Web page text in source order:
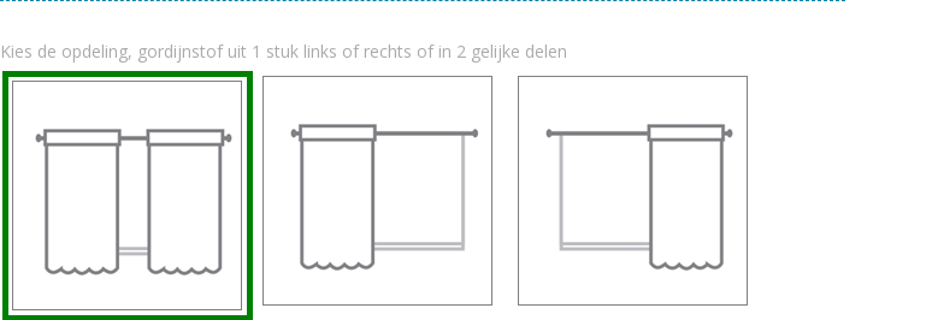
Kies de opdeling, gordijnstof uit 1 stuk links of rechts of in 2 gelijke delen